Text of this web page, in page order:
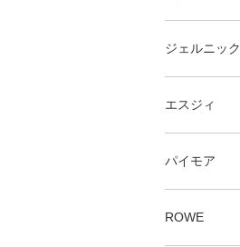
ジェルニック
エスジィ
パイモア
ROWE